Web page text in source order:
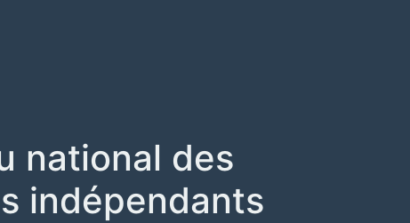
national des
indépendants